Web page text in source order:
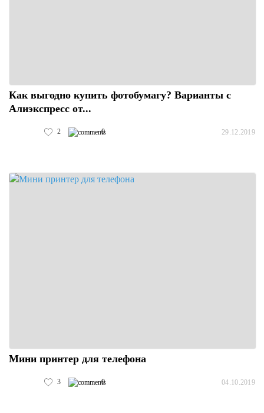
Как выгодно купить фотобумагу? Варианты с
Алиэкспресс от...
2 0 29.12.2019
Мини принтер для телефона
3 0 04.10.2019